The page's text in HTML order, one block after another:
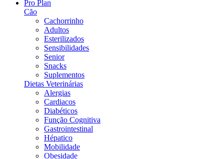
Pro Plan
Cão
Cachorrinho
Adultos
Esterilizados
Sensibilidades
Senior
Snacks
Suplementos
Dietas Veterinárias
Alergias
Cardiacos
Diabéticos
Função Cognitiva
Gastrointestinal
Hépatico
Mobilidade
Obesidade